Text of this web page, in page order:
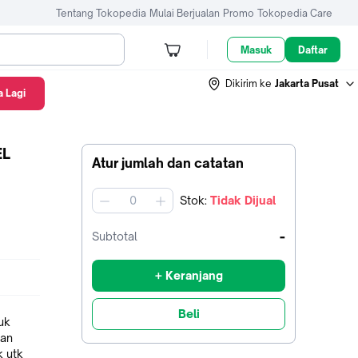
Tentang Tokopedia Mulai Berjualan Promo Tokopedia Care
Masuk Daftar
Dikirim ke Jakarta Pusat
Atur jumlah dan catatan
jumlah Stok: Tidak Dijual
Subtotal -
+ Keranjang
Beli
Lagi